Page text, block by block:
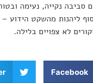
סביבה נקייה, נעימה
ליהנות מהשקט הידוע
לא צפויים בלילה.
Facebook